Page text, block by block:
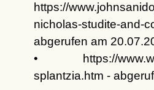
https://
nicholas-studite-
abgerufen am
• https://
splantzia.htm -